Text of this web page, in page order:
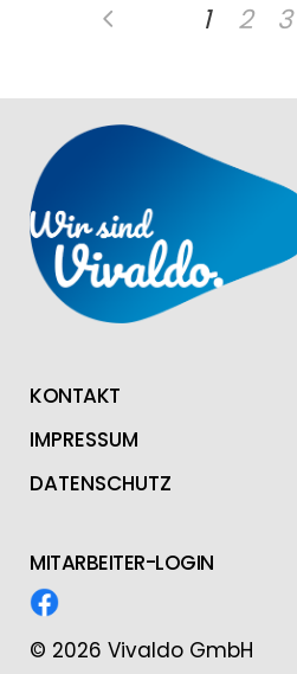
1 2 3
KONTAKT
IMPRESSUM
DATENSCHUTZ
MITARBEITER-LOGIN
© 2026 Vivaldo GmbH